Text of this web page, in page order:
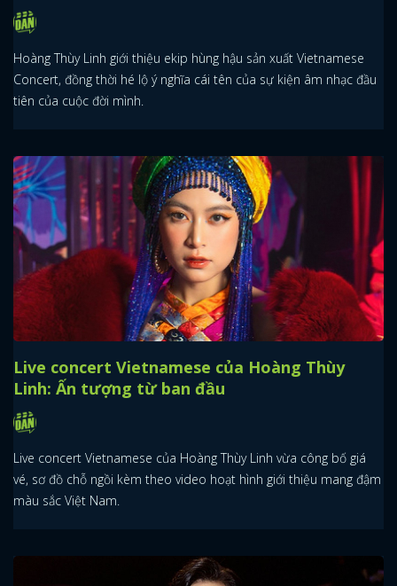
Hoàng Thùy Linh giới thiệu ekip hùng hậu sản xuất Vietnamese
Concert, đồng thời hé lộ ý nghĩa cái tên của sự kiện âm nhạc đầu
tiên của cuộc đời mình.
Live concert Vietnamese của Hoàng Thùy
Linh: Ấn tượng từ ban đầu
Live concert Vietnamese của Hoàng Thùy Linh vừa công bố giá
vé, sơ đồ chỗ ngồi kèm theo video hoạt hình giới thiệu mang đậm
màu sắc Việt Nam.